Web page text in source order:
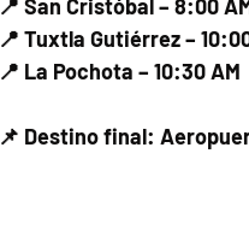
📍 San Cristóbal – 8:00
📍 Tuxtla Gutiérrez –
📍 La Pochota – 10:30 AM
📌 Destino final: